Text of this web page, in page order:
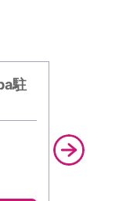
駐
駐車場形態